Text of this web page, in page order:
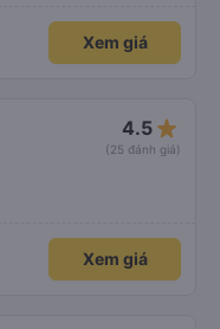
Xem giá
4.5 star_rate
(25 đánh giá)
Xem giá